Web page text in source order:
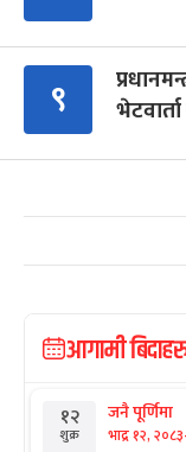
९
आगामी
१२
शुक्र
जनै पूर्णिमा
भाद्र १२, २०८३